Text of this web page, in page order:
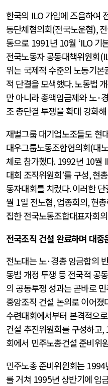
한국의 ILO가입에 즈음하여
동단체협의회(전국노운협),
동으로 1991년 10월 ‘ILO 기
전국노동자 공동대책위원회
위는 국제적 수준의 노동기
적 단결을 모색했다.노동법
만 아니라 총액임금제와 노·
조 총단결 투쟁을 확대 강화
재벌그룹 대기업노조들도 현
대우그룹노동조합협의회(대
체로 참가했다. 1992년 10월
대회 조직위원회’를 구성,현
동자대회를 치렀다.이러한
월 1일 전노협,업종회의,현
집한 전국노동조합대표자회의
전국조직 건설 완료하며 대중
전노대는 노·경총 임금합의
동법 개정 투쟁 등 전국적 공
의 공동투쟁 성과는 곧바로
중앙조직 건설 논의로 이어졌
수련대회에서부터 본격적으
건설 추진위원회를 구성하고,
회에서 민주노총건설 준비위
민주노총 준비위원회는 1994
를 거쳐 1995년 상반기에 임